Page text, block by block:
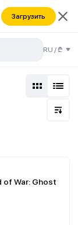
Загрузить
RU /₾